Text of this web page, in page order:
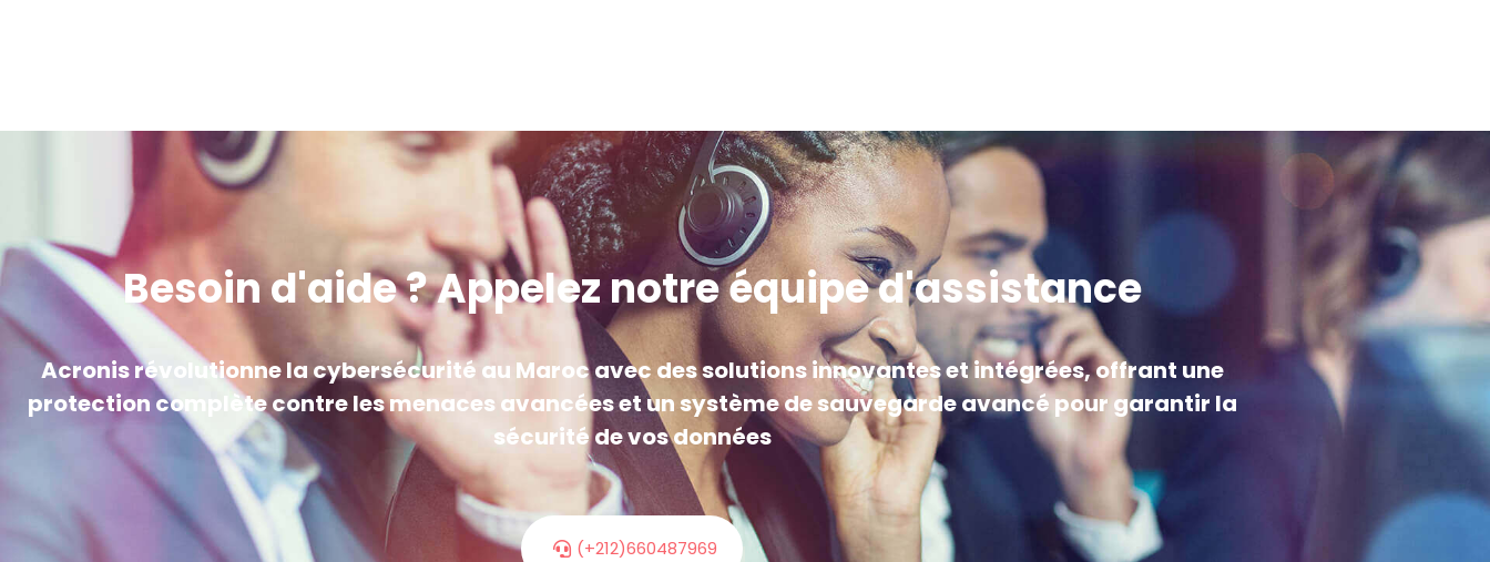
Besoin d'aide ? Appelez notre équipe d'assistance
Acronis révolutionne la cybersécurité au Maroc avec des solutions innovantes et intégrées, offrant une
protection complète contre les menaces avancées et un système de sauvegarde avancé pour garantir la
sécurité de vos données
(+212)660487969